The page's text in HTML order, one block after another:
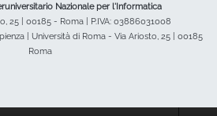
Nazionale per l'Informatica
25 | 00185 - Roma | P.IVA: 03886031008
| Università di Roma - Via Ariosto, 25 | 00185
Roma